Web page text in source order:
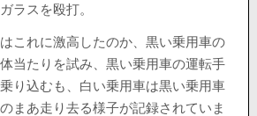
ラスを殴打。
これに激高したのか、黒い乗用車の
当たりを試み、黒い乗用車の運転手
り込むも、白い乗用車は黒い乗用車
まあ走り去る様子が記録されていま